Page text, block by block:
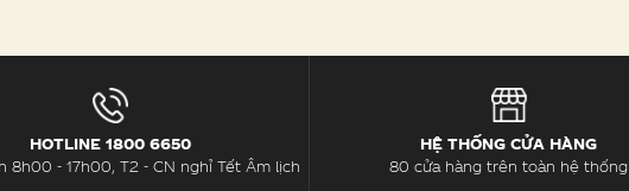
HOTLINE 1800 6650
8h00 - 17h00, T2 - CN nghỉ Tết Âm lịch
HỆ THỐNG CỬA HÀNG
80 cửa hàng trên toàn hệ thống